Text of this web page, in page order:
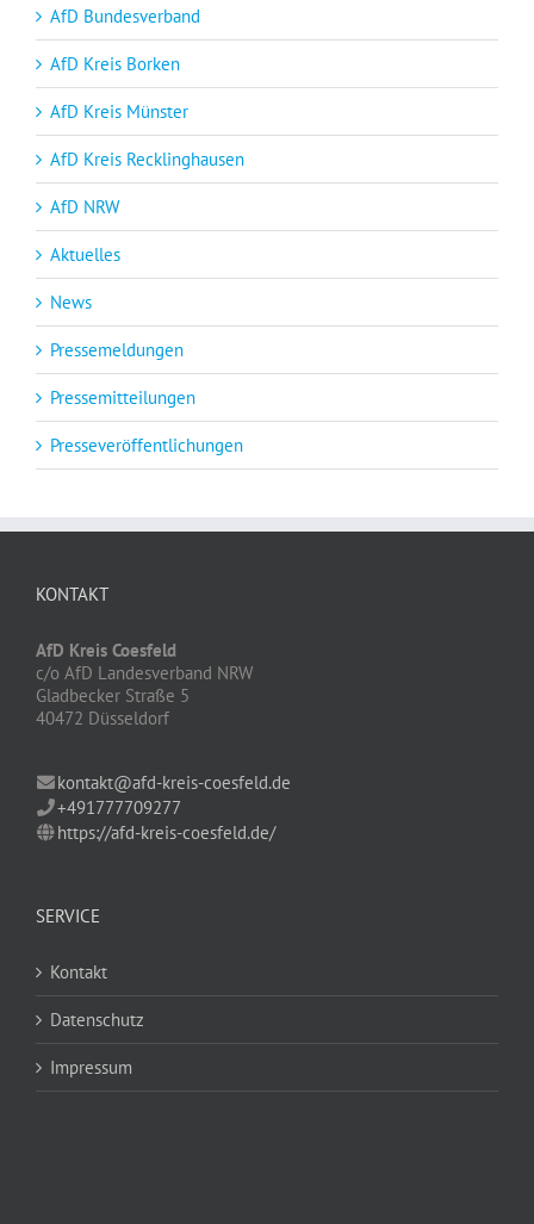
AfD Bundesverband
AfD Kreis Borken
AfD Kreis Münster
AfD Kreis Recklinghausen
AfD NRW
Aktuelles
News
Pressemeldungen
Pressemitteilungen
Presseveröffentlichungen
KONTAKT
AfD Kreis Coesfeld
c/o AfD Landesverband NRW
Gladbecker Straße 5
40472 Düsseldorf
kontakt@afd-kreis-coesfeld.de
+491777709277
https://afd-kreis-coesfeld.de/
SERVICE
Kontakt
Datenschutz
Impressum